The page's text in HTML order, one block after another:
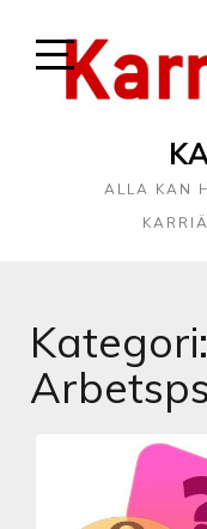
ALLA KAN
Kategori: